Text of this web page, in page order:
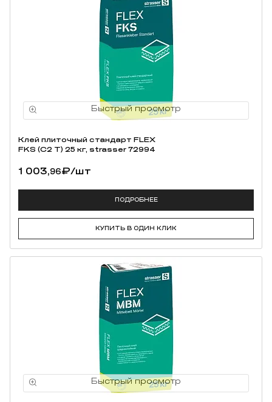
Клей плиточный стандарт FLEX
FKS (C2 T) 25 кг, strasser 72994
1 003,96₽/шт
ПОДРОБНЕЕ
КУПИТЬ В ОДИН КЛИК